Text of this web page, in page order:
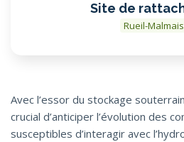
Site de
Rueil-
Avec l’essor du stockage
crucial d’anticiper l’évolution des
susceptibles d’interagir avec